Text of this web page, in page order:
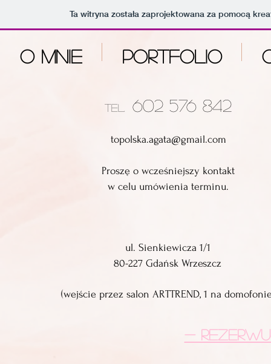
Ta witryna została zaprojektowana za pomocą
O MNIE PORTFOLIO
tel. 602 576 842
topolska.agata@gmail.com
Proszę o wcześniejszy kontakt
w celu umówienia terminu.
ul. Sienkiewicza 1/1
80-227 Gdańsk Wrzeszcz
(wejście przez salon ARTTREND, 1 na
-